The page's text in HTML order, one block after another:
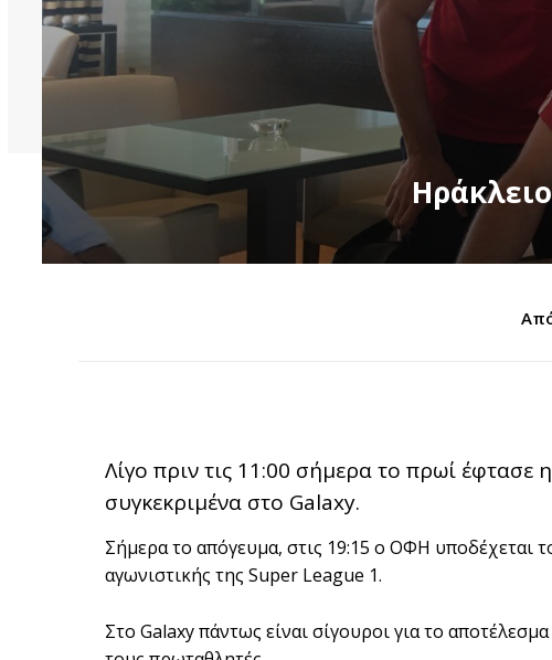
Λίγο πριν τις 11:00 σήμερα το πρωί
συγκεκριμένα στο Galaxy.
Σήμερα το απόγευμα, στις 19:15 ο ΟΦΗ υποδέχεται
αγωνιστικής της Super League 1.
Στο Galaxy πάντως είναι σίγουροι για το